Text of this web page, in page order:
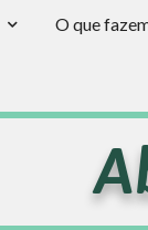
O que